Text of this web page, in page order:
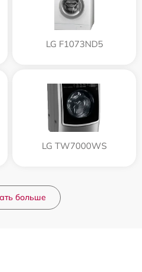
LG F1073ND5
LG TW7000WS
больше